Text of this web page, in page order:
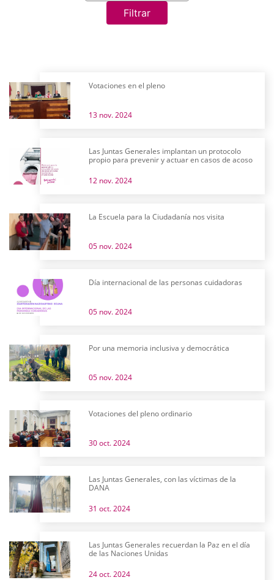
Filtrar
Votaciones en el pleno
13 nov. 2024
Las Juntas Generales implantan un protocolo
propio para prevenir y actuar en casos de acoso
12 nov. 2024
La Escuela para la Ciudadanía nos visita
05 nov. 2024
Día internacional de las personas cuidadoras
05 nov. 2024
Por una memoria inclusiva y democrática
05 nov. 2024
Votaciones del pleno ordinario
30 oct. 2024
Las Juntas Generales, con las víctimas de la
DANA
31 oct. 2024
Las Juntas Generales recuerdan la Paz en el día
de las Naciones Unidas
24 oct. 2024